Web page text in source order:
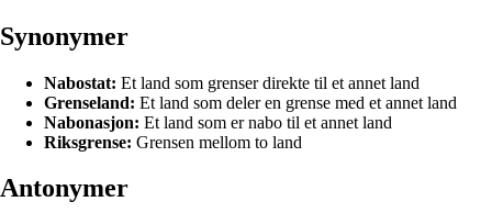
Synonymer
Nabostat: Et land som grenser direkte til et annet land
Grenseland: Et land som deler en grense med et annet land
Nabonasjon: Et land som er nabo til et annet land
Riksgrense: Grensen mellom to land
Antonymer